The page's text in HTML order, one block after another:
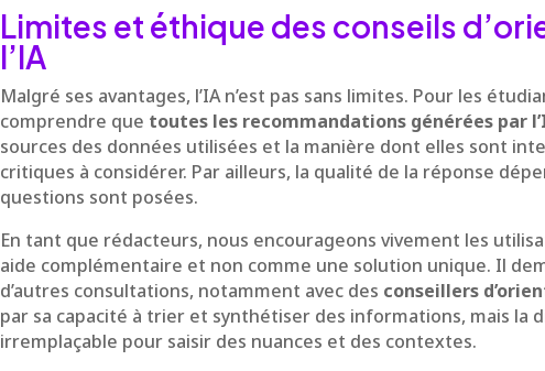
Limites et éthique des conseils
l’IA
Malgré ses avantages, l’IA n’est pas sans limites. Pour les
comprendre que toutes les recommandations générées par
sources des données utilisées et la manière dont elles sont
critiques à considérer. Par ailleurs, la qualité de la réponse
questions sont posées.
En tant que rédacteurs, nous encourageons vivement les
aide complémentaire et non comme une solution unique. Il
d’autres consultations, notamment avec des conseillers
par sa capacité à trier et synthétiser des informations, mais la
irremplaçable pour saisir des nuances et des contextes.